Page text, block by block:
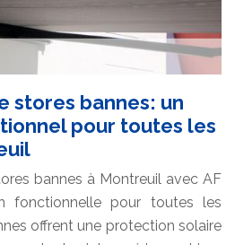
stores bannes: un
pour toutes les
bannes à Montreuil avec AF
fonctionnelle pour toutes les
offrent une protection solaire